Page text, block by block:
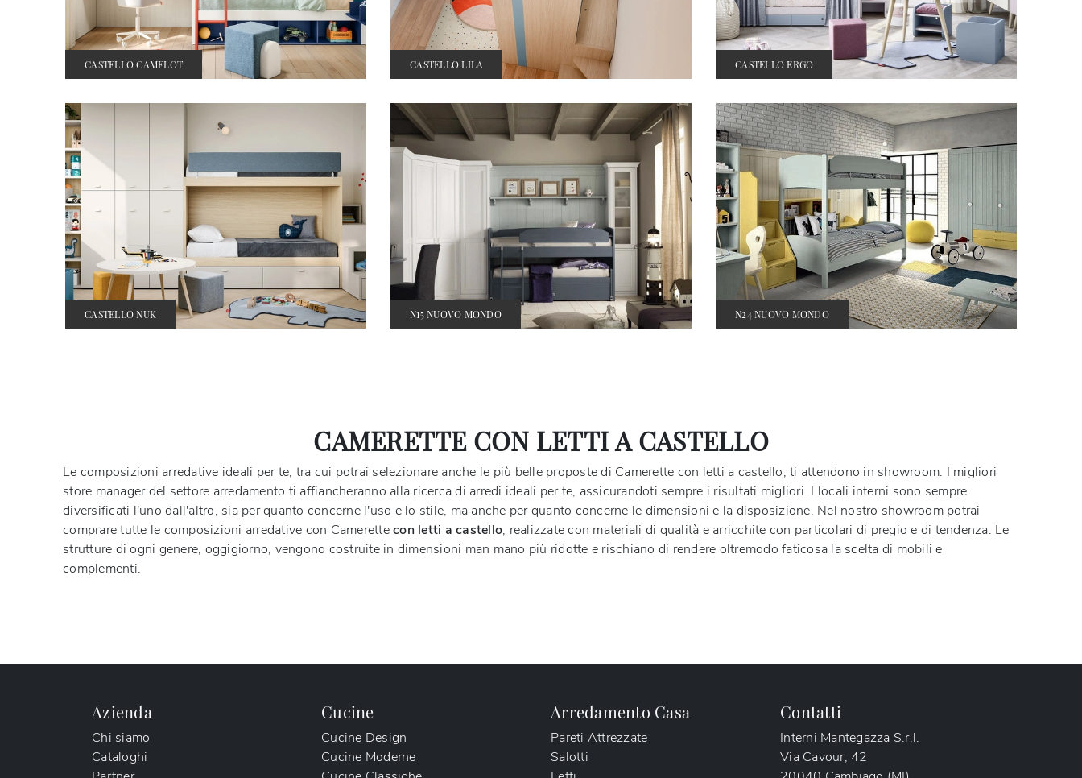
CASTELLO CAMELOT CASTELLO LILA CASTELLO ERGO
CASTELLO NUK N15 NUOVO MONDO N24 NUOVO MONDO
CAMERETTE CON LETTI A CASTELLO
Le composizioni arredative ideali per te, tra cui potrai selezionare anche le più belle proposte di Camerette con letti a castello, ti attendono in showroom. I migliori
store manager del settore arredamento ti affiancheranno alla ricerca di arredi ideali per te, assicurandoti sempre i risultati migliori. I locali interni sono sempre
diversificati l'uno dall'altro, sia per quanto concerne l'uso e lo stile, ma anche per quanto concerne le dimensioni e la disposizione. Nel nostro showroom potrai
comprare tutte le composizioni arredative con Camerettecon letti a castello, realizzate con materiali di qualità e arricchite con particolari di pregio e di tendenza. Le
strutture di ogni genere, oggigiorno, vengono costruite in dimensioni man mano più ridotte e rischiano di rendere oltremodo faticosa la scelta di mobili e
complementi.
Azienda
Chi siamo
Cataloghi
Cucine
Cucine Design
Cucine Moderne
Arredamento Casa
Pareti Attrezzate
Salotti
Contatti
Interni Mantegazza S.r.l.
Via Cavour, 42